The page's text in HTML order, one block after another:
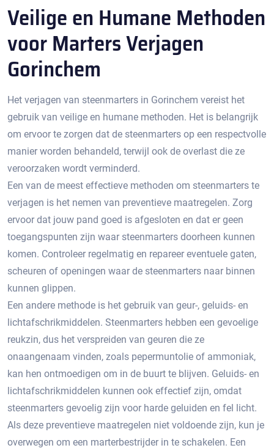
Veilige en Humane Methoden
voor Marters Verjagen
Gorinchem
Het verjagen van steenmarters in Gorinchem vereist het
gebruik van veilige en humane methoden.​ Het is belangrijk
om ervoor te zorgen dat de steenmarters op een respectvolle
manier worden behandeld, terwijl ook de overlast die ze
veroorzaken wordt verminderd.​
Een van de meest effectieve methoden om steenmarters te
verjagen is het nemen van preventieve maatregelen.​ Zorg
ervoor dat jouw pand goed is afgesloten en dat er geen
toegangspunten zijn waar steenmarters doorheen kunnen
komen.​ Controleer regelmatig en repareer eventuele gaten,
scheuren of openingen waar de steenmarters naar binnen
kunnen glippen.​
Een andere methode is het gebruik van geur-, geluids- en
lichtafschrikmiddelen.​ Steenmarters hebben een gevoelige
reukzin, dus het verspreiden van geuren die ze
onaangenaam vinden, zoals pepermuntolie of ammoniak,
kan hen ontmoedigen om in de buurt te blijven. Geluids- en
lichtafschrikmiddelen kunnen ook effectief zijn, omdat
steenmarters gevoelig zijn voor harde geluiden en fel licht.
Als deze preventieve maatregelen niet voldoende zijn, kun je
overwegen om een marterbestrijder in te schakelen. Een